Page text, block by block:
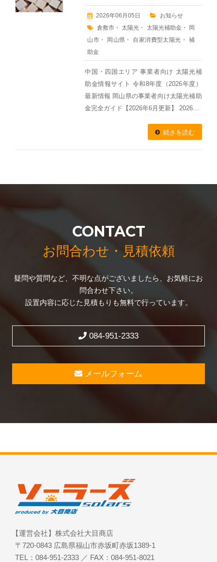
2026年06月05日
お知らせ
倉敷市 ・ 太陽光 ・ 太陽光補助金 ・
岡
山市 ・ 岡山県 ・ 自家消費型太陽光 ・ 補
助金
中国・四国エリア 事業者向け 太陽光補
助金情報サイト 令和8年度（2026年度）
最新情報 岡山県の事業者向け太陽光補助
金完全ガイド【2026年6月更新】 2026…
続きを読む
CONTACT
お問合わせ・見積依頼
疑問や質問など、不明な点がございましたら、お気軽にお
問合わせ下さい。
設置内容に応じた見積もりも無料で行っています。
084-951-2333
メールフォーム
【運営会社】株式会社大目商店
〒720-0843 広島県福山市赤坂町赤坂1389-1
TEL：084-951-2333 ／ FAX：084-951-8021